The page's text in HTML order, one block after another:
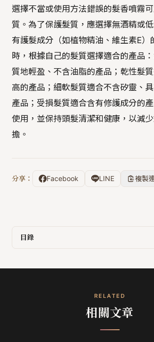
選擇不當或使用方法錯誤的髮香噴霧
質。為了保護髮質，應選擇無酒精或
有護髮成分（如植物精油、維生素E）
時，根據自己的髮質選擇適合的產品
質地輕盈、不含油脂的產品；乾性髮
高的產品；細軟髮質適合不含矽靈、
產品；受損髮質適合含有修護成分的
使用，並保持頭髮清潔和健康，以減
擔。
分享： Facebook LINE 複製
目錄
RELATED
相關文章